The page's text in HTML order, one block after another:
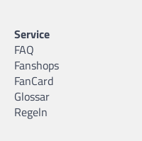
Service
FAQ
Fanshops
FanCard
Glossar
Regeln